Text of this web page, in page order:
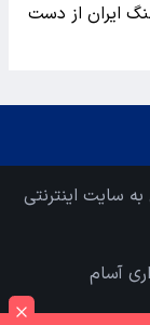
در جنگ ایران از دست
سایت اینترنتی
آسام